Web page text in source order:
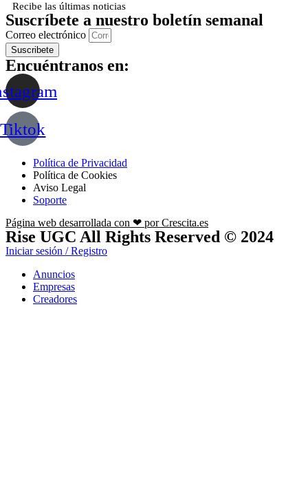
Recibe las últimas noticias
Suscríbete a nuestro boletín semanal
Correo electrónico
Suscribete
Encuéntranos en:
Tiktok
Política de Privacidad
Política de Cookies
Aviso Legal
Soporte
Página web desarrollada con ❤ por Crescita.es
Rise UGC All Rights Reserved © 2024
Iniciar sesión / Registro
Anuncios
Empresas
Creadores